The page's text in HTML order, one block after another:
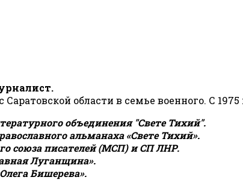
Саратовской области в семье военного. С
объединения "Свете Тихий".
альманаха «Свете Тихий».
союза писателей (МСП) и СП ЛНР.
Луганщина».
Бишерева».